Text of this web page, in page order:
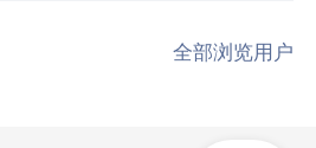
全部浏览用户